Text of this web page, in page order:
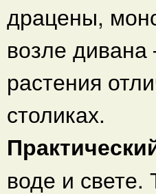
драцены,
возле
растения
столиках.
воде и свете.